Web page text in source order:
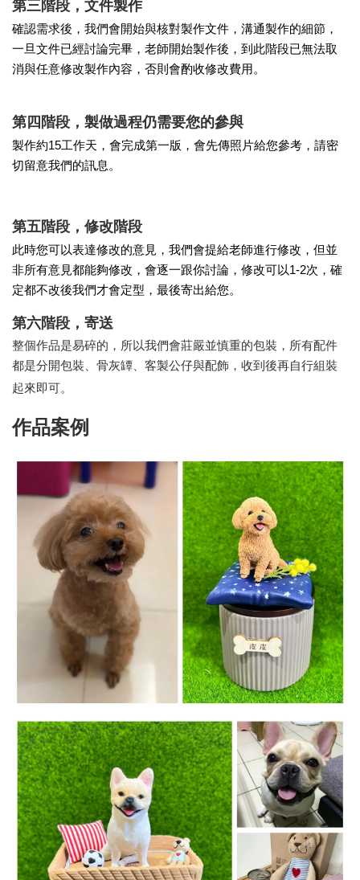
第三階段，文件製作
確認需求後，我們會開始與核對製作文件，溝通製作的細節，
一旦文件已經討論完畢，老師開始製作後，到此階段已無法取
消與任意修改製作內容，否則會酌收修改費用。
第四階段，製做過程仍需要您的參與
製作約15工作天，會完成第一版，會先傳照片給您參考，請密
切留意我們的訊息。
第五階段，修改階段
此時您可以表達修改的意見，我們會提給老師進行修改，但並
非所有意見都能夠修改，會逐一跟你討論，修改可以1-2次，確
定都不改後我們才會定型，最後寄出給您。
第六階段，寄送
整個作品是易碎的，所以我們會莊嚴並慎重的包裝，所有配件
都是分開包裝、骨灰罈、客製公仔與配飾，收到後再自行組裝
起來即可。
作品案例